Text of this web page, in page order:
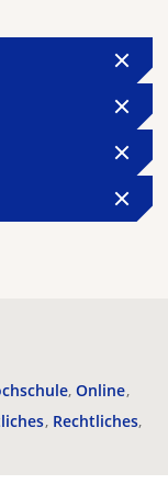
Online
Rechtliches